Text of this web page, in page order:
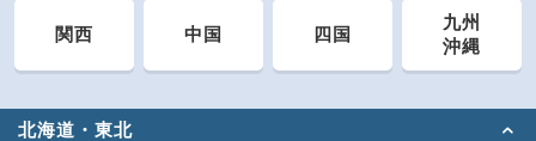
北陸・甲信越
関東
関西 中国 四国
九州
沖縄
北海道・東北